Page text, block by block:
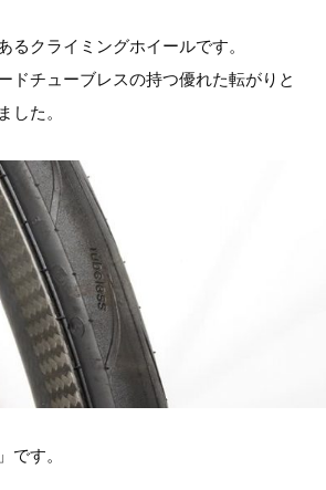
るクライミングホイールです。
ドチューブレスの持つ優れた転がりと
した。
です。